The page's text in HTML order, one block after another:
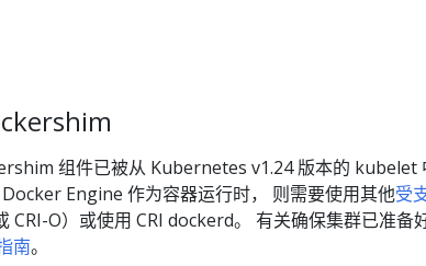
组件已被从 Kubernetes v1.24 版本的 kubelet
Engine 作为容器运行时， 则需要使用其他受
CRI-O）或使用 CRI dockerd。 有关确保集群已准备
南。